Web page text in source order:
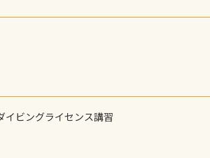
イビングライセンス講習